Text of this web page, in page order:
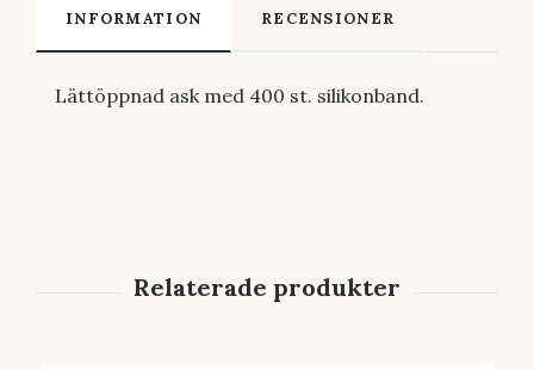
INFORMATION RECENSIONER
Lättöppnad ask med 400 st. silikonband.